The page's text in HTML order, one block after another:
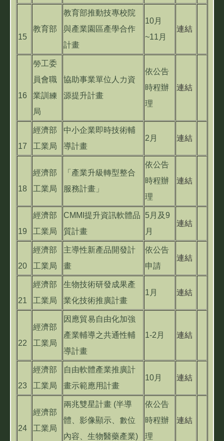
15
教育部
教育部推動技專校院
與產業園區產學合作
計畫
10月
~11月
連結
16
勞工委
員會職
業訓練
局
協助事業單位人力資
源提升計畫
依公告
時程辦
理
連結
17
經濟部
工業局
中小企業即時技術輔
導計畫
2月 連結
18
經濟部
工業局
「產業升級轉型整合
服務計畫」
依公告
時程辦
理
連結
19
經濟部
工業局
CMMI提升資訊軟體品
質計畫
5月及9
月
連結
20
經濟部
工業局
主導性新產品開發計
畫
依公告
申請
連結
21
經濟部
工業局
生物技術研發成果產
業化技術推廣計畫
1月 連結
22
經濟部
工業局
因應貿易自由化加強
產業輔導之共通性輔
導計畫
1-2月 連結
23
經濟部
工業局
自由軟體產業推廣計
畫示範應用計畫
10月 連結
24
經濟部
工業局
兩兆雙星計畫 (半導
體、影像顯示、數位
內容、生物醫藥產業)
依公告
時程辦
理
連結